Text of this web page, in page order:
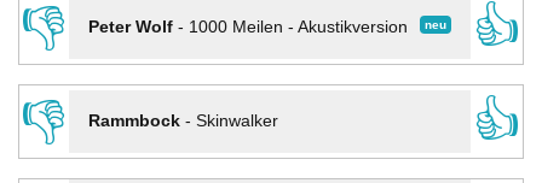
👎
neu
Peter Wolf- 1000 Meilen - Akustikversion
👍
👎
Rammbock- Skinwalker
👍